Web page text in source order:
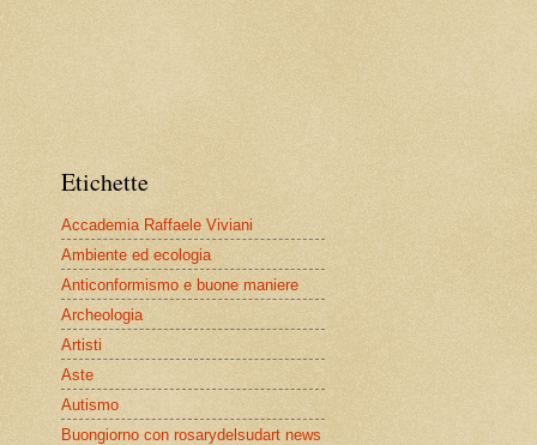
Etichette
Accademia Raffaele Viviani
Ambiente ed ecologia
Anticonformismo e buone maniere
Archeologia
Artisti
Aste
Autismo
Buongiorno con rosarydelsudart news